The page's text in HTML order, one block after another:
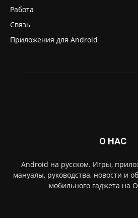
Работа
Связь
Приложения для Android
О НАС
Android на русском. Игры,
мануалы, руководства, новости и
мобильного гаджета на